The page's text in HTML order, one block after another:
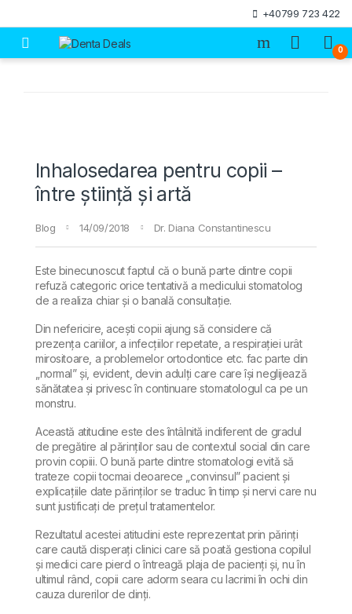
+40799 723 422
Open 0
Inhalosedarea pentru copii –
între știință și artă
Blog 14/09/2018 Dr. Diana Constantinescu
Este binecunoscut faptul că o bună parte dintre copii
refuză categoric orice tentativă a medicului stomatolog
de a realiza chiar și o banală consultație.
Din nefericire, acești copii ajung să considere că
prezența cariilor, a infecțiilor repetate, a respirației urât
mirositoare, a problemelor ortodontice etc. fac parte din
„normal” și, evident, devin adulți care care își neglijează
sănătatea și privesc în continuare stomatologul ca pe un
monstru.
Această atitudine este des întâlnită indiferent de gradul
de pregătire al părinților sau de contextul social din care
provin copiii. O bună parte dintre stomatologi evită să
trateze copii tocmai deoarece „convinsul” pacient și
explicațiile date părinților se traduc în timp și nervi care nu
sunt justificați de prețul tratamentelor.
Rezultatul acestei atitudini este reprezentat prin părinți
care caută disperați clinici care să poată gestiona copilul
și medici care pierd o întreagă plaja de pacienți și, nu în
ultimul rând, copii care adorm seara cu lacrimi în ochi din
cauza durerilor de dinți.